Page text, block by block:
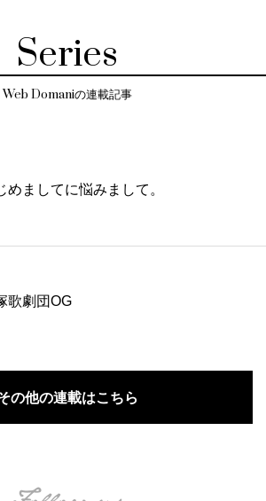
Series
Web Domaniの連載記事
めましてに悩みまして。
歌劇団OG
の他の連載はこちら